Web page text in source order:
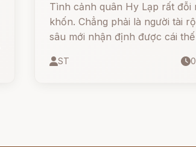
Tình cảnh quân Hy Lạp rất đỗi
khốn. Chẳng phải là người tài
sâu mới nhận định được cái
ST